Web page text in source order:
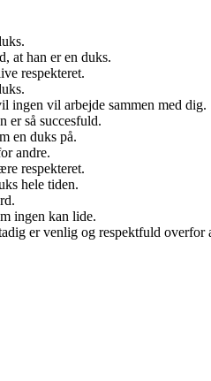
at han er en duks.
respekteret.
ingen vil arbejde sammen med dig.
er så succesfuld.
en duks på.
andre.
respekteret.
hele tiden.
ingen kan lide.
er venlig og respektfuld overfor